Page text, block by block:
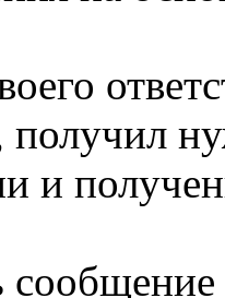
и
сообщение